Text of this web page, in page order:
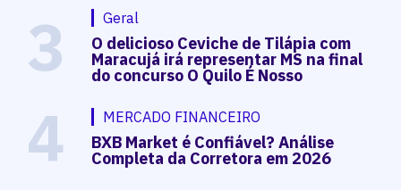
3 Geral
O delicioso Ceviche de Tilápia com
Maracujá irá representar MS na final
do concurso O Quilo É Nosso
4 MERCADO FINANCEIRO
BXB Market é Confiável? Análise
Completa da Corretora em 2026